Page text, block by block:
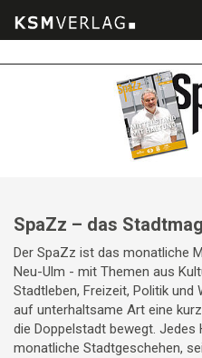
SpaZz – das
Der SpaZz ist das monatliche
Neu-Ulm - mit Themen aus
Stadtleben, Freizeit, Politik
auf unterhaltsame Art eine
die Doppelstadt bewegt.
monatliche Stadtgeschehen,